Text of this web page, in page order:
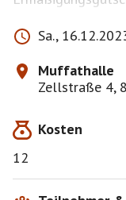
Die Radio Gong
aufgrund der 3
Musikrichtungen
Area 1
Area 2 (Ampere):
bis Heavy Metal! 🎸
Area 3
House bis Trance!
Sa.,
Muffathalle
Zellstraße 4,
Kosten
12